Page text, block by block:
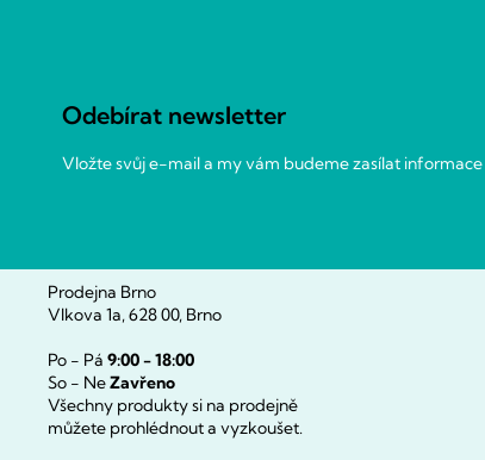
Odebírat newsletter
Vložte svůj e-mail a my vám budeme zasílat
Prodejna Brno
Vlkova 1a, 628 00, Brno
Po - Pá 9:00 - 18:00
So - NeZavřeno
Všechny produkty si na prodejně
můžete prohlédnout a vyzkoušet.